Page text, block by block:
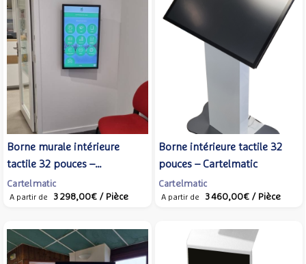
Borne murale intérieure
tactile 32 pouces –
Cartelmatic
Cartelmatic
A partir de 3 298,00€ / Pièce
Borne intérieure tactile 32
pouces – Cartelmatic
Cartelmatic
A partir de 3 460,00€ / Pièce